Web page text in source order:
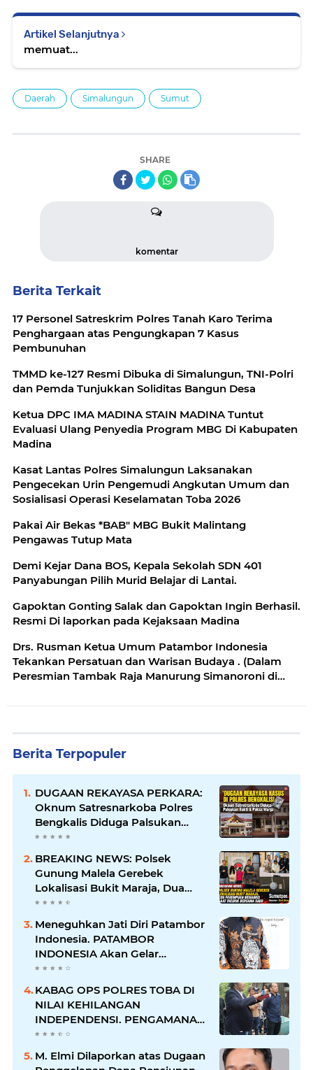
Artikel Selanjutnya
memuat...
Daerah Simalungun Sumut
SHARE
komentar
Berita Terkait
17 Personel Satreskrim Polres Tanah Karo Terima
Penghargaan atas Pengungkapan 7 Kasus
Pembunuhan
TMMD ke-127 Resmi Dibuka di Simalungun, TNI-Polri
dan Pemda Tunjukkan Soliditas Bangun Desa
‎Ketua DPC IMA MADINA STAIN MADINA Tuntut
Evaluasi Ulang Penyedia Program MBG Di Kabupaten
Madina
Kasat Lantas Polres Simalungun Laksanakan
Pengecekan Urin Pengemudi Angkutan Umum dan
Sosialisasi Operasi Keselamatan Toba 2026
Pakai Air Bekas *BAB" MBG Bukit Malintang
Pengawas Tutup Mata
Demi Kejar Dana BOS, Kepala Sekolah SDN 401
Panyabungan Pilih Murid Belajar di Lantai.
Gapoktan Gonting Salak dan Gapoktan Ingin Berhasil.
Resmi Di laporkan pada Kejaksaan Madina
Drs. Rusman Ketua Umum Patambor Indonesia
Tekankan Persatuan dan Warisan Budaya . (Dalam
Peresmian Tambak Raja Manurung Simanoroni di
Berita Terpopuler
DUGAAN REKAYASA PERKARA:
Oknum Satresnarkoba Polres
Bengkalis Diduga Palsukan
Barang Bukti Hingga Paksa
BREAKING NEWS: Polsek
Gunung Malela Gerebek
Lokalisasi Bukit Maraja, Dua
Perempuan Menangis Saat
Diciduk Bersama Sabu
Meneguhkan Jati Diri Patambor
Indonesia. PATAMBOR
INDONESIA Akan Gelar
RAKERNAS II Di Jakarta.
KABAG OPS POLRES TOBA DI
NILAI KEHILANGAN
INDEPENDENSI. PENGAMANAN
PENEMBOKAN TANAH DI
LAGUBOTI DAPAT SOROTAN.
M. Elmi Dilaporkan atas Dugaan